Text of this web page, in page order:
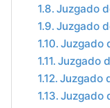
Juzgado
Juzgado
Juzgado
Juzgado
Juzgado
Juzgado